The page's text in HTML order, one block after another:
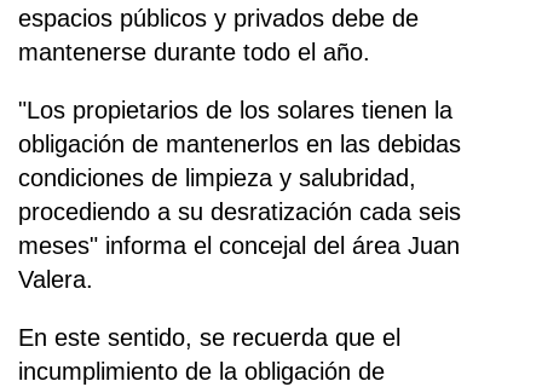
espacios públicos y privados debe de
mantenerse durante todo el año.
"Los propietarios de los solares tienen la
obligación de mantenerlos en las debidas
condiciones de limpieza y salubridad,
procediendo a su desratización cada seis
meses" informa el concejal del área Juan
Valera.
En este sentido, se recuerda que el
incumplimiento de la obligación de